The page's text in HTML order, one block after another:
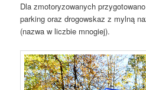
Dla zmotoryzowanych
parking oraz drogowskaz z mylną
(nazwa w liczbie mnogiej).